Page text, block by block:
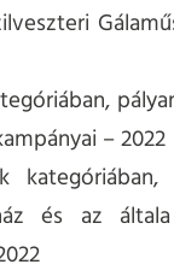
– 2022
és az